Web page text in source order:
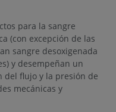
para la sangre
(con excepción de las
sangre desoxigenada
y desempeñan un
del flujo y la presión de
mecánicas y